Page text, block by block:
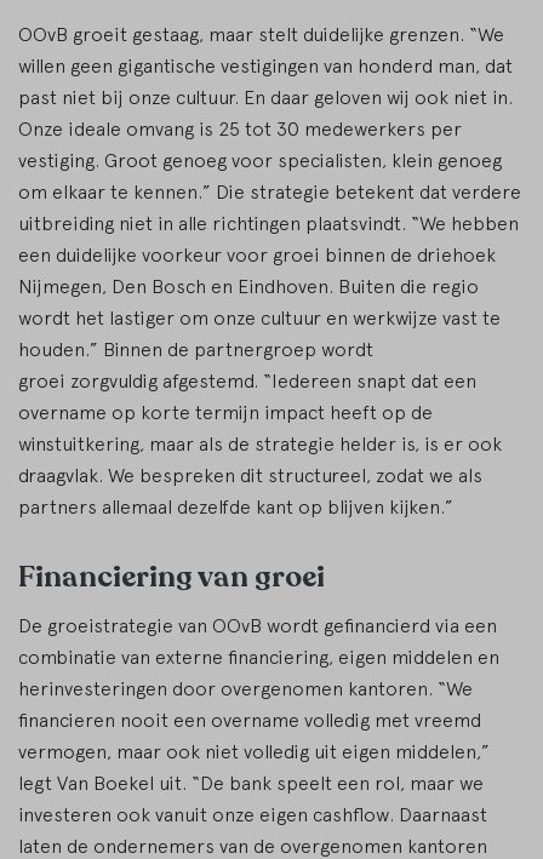
OOvB groeit gestaag, maar stelt duidelijke grenzen. “We
willen geen gigantische vestigingen van honderd man, dat
past niet bij onze cultuur. En daar geloven wij ook niet in.
Onze ideale omvang is 25 tot 30 medewerkers per
vestiging. Groot genoeg voor specialisten, klein genoeg
om elkaar te kennen.” Die strategie betekent dat verdere
uitbreiding niet in alle richtingen plaatsvindt. “We hebben
een duidelijke voorkeur voor groei binnen de driehoek
Nijmegen, Den Bosch en Eindhoven. Buiten die regio
wordt het lastiger om onze cultuur en werkwijze vast te
houden.” Binnen de partnergroep wordt
groei zorgvuldig afgestemd. “Iedereen snapt dat een
overname op korte termijn impact heeft op de
winstuitkering, maar als de strategie helder is, is er ook
draagvlak. We bespreken dit structureel, zodat we als
partners allemaal dezelfde kant op blijven kijken.”
Financiering van groei
De groeistrategie van OOvB wordt gefinancierd via een
combinatie van externe financiering, eigen middelen en
herinvesteringen door overgenomen kantoren. “We
financieren nooit een overname volledig met vreemd
vermogen, maar ook niet volledig uit eigen middelen,”
legt Van Boekel uit. “De bank speelt een rol, maar we
investeren ook vanuit onze eigen cashflow. Daarnaast
laten de ondernemers van de overgenomen kantoren